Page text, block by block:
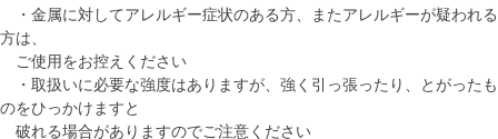
・金属に対してアレルギー症状のある方、またアレルギーが疑われる
方は、
ご使用をお控えください
・取扱いに必要な強度はありますが、強く引っ張ったり、とがったも
のをひっかけますと
破れる場合がありますのでご注意ください